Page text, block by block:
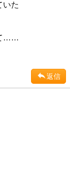
いた
……
返信